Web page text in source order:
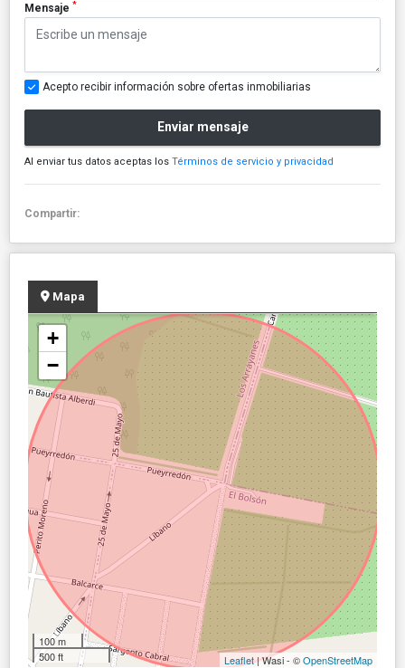
Mensaje *
Acepto recibir información sobre ofertas inmobiliarias
Enviar mensaje
Al enviar tus datos aceptas los Términos de servicio y privacidad
Compartir:
Mapa
+
−
100 m
500 ft
Leaflet| Wasi - ©OpenStreetMap